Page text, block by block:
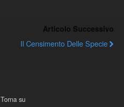
Articolo Successivo
Il Censimento Delle Specie
Torna su